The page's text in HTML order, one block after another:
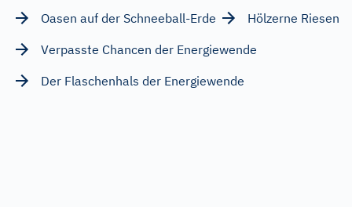
Oasen auf der Schneeball-Erde
Hölzerne Riesen
Verpasste Chancen der Energiewende
Der Flaschenhals der Energiewende